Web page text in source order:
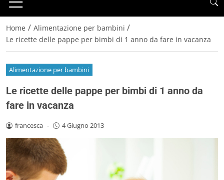
Home / Alimentazione per bambini /
Le ricette delle pappe per bimbi di 1 anno da fare in vacanza
Alimentazione per bambini
Le ricette delle pappe per bimbi di 1 anno da
fare in vacanza
francesca - 4 Giugno 2013